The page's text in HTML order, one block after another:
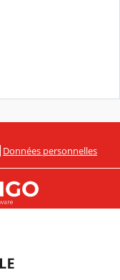
Données personnelles